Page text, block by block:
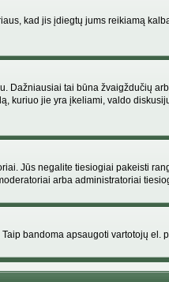
kad jis įdiegtų jums reikiamą
Dažniausiai tai būna žvaigždučių
kuriuo jie yra įkeliami, valdo
Jūs negalite tiesiogiai pakeisti
arba administratoriai
bandoma apsaugoti vartotojų el.